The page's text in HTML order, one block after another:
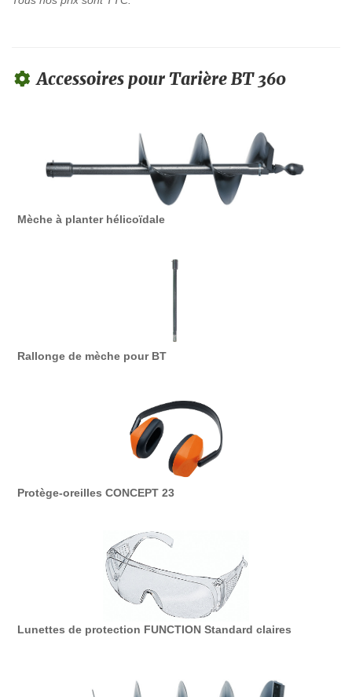
Accessoires pour Tarière BT 360
Mèche à planter hélicoïdale
Rallonge de mèche pour BT
Protège-oreilles CONCEPT 23
Lunettes de protection FUNCTION Standard claires